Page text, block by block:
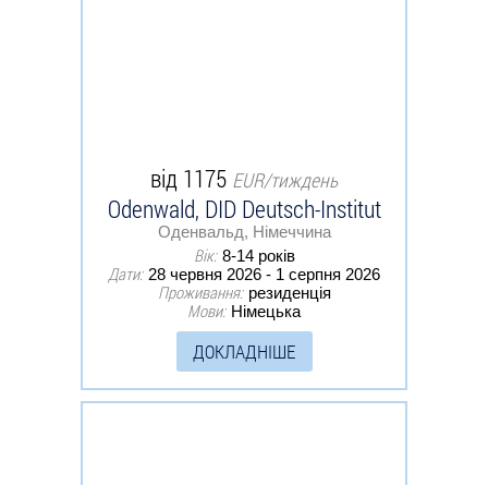
від 1175 EUR/тиждень
Odenwald, DID Deutsch-Institut
Оденвальд, Німеччина
Вік: 8-14 років
Дати: 28 червня 2026 - 1 серпня 2026
Проживання: резиденція
Мови: Німецька
ДОКЛАДНІШЕ